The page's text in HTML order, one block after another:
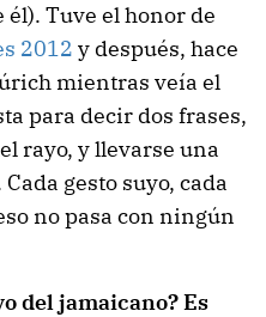
Tuve el honor de
2012 y después, hace
mientras veía el
para decir dos frases,
rayo, y llevarse una
gesto suyo, cada
no pasa con ningún
del jamaicano? Es